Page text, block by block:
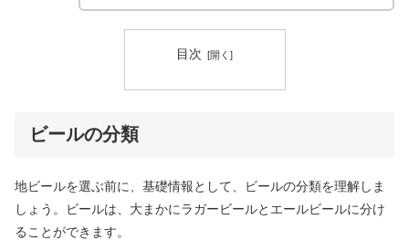
目次
ビールの分類
地ビールを選ぶ前に、基礎情報として、ビールの分類を理解しま
しょう。ビールは、大まかにラガービールとエールビールに分け
ることができます。